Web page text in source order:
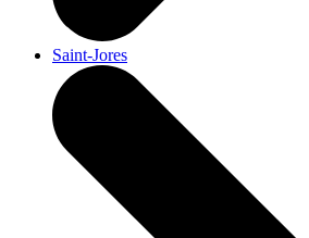
Saint-Jores